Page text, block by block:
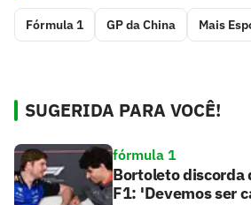
Fórmula 1 GP da China Mais
SUGERIDA PARA VOCÊ!
fórmula 1
Bortoleto discorda
F1: 'Devemos ser